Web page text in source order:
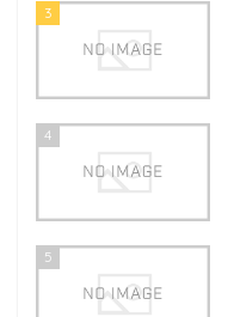
3
4
5